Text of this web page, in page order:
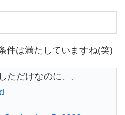
件は満たしていますね(笑)
ただけなのに、、